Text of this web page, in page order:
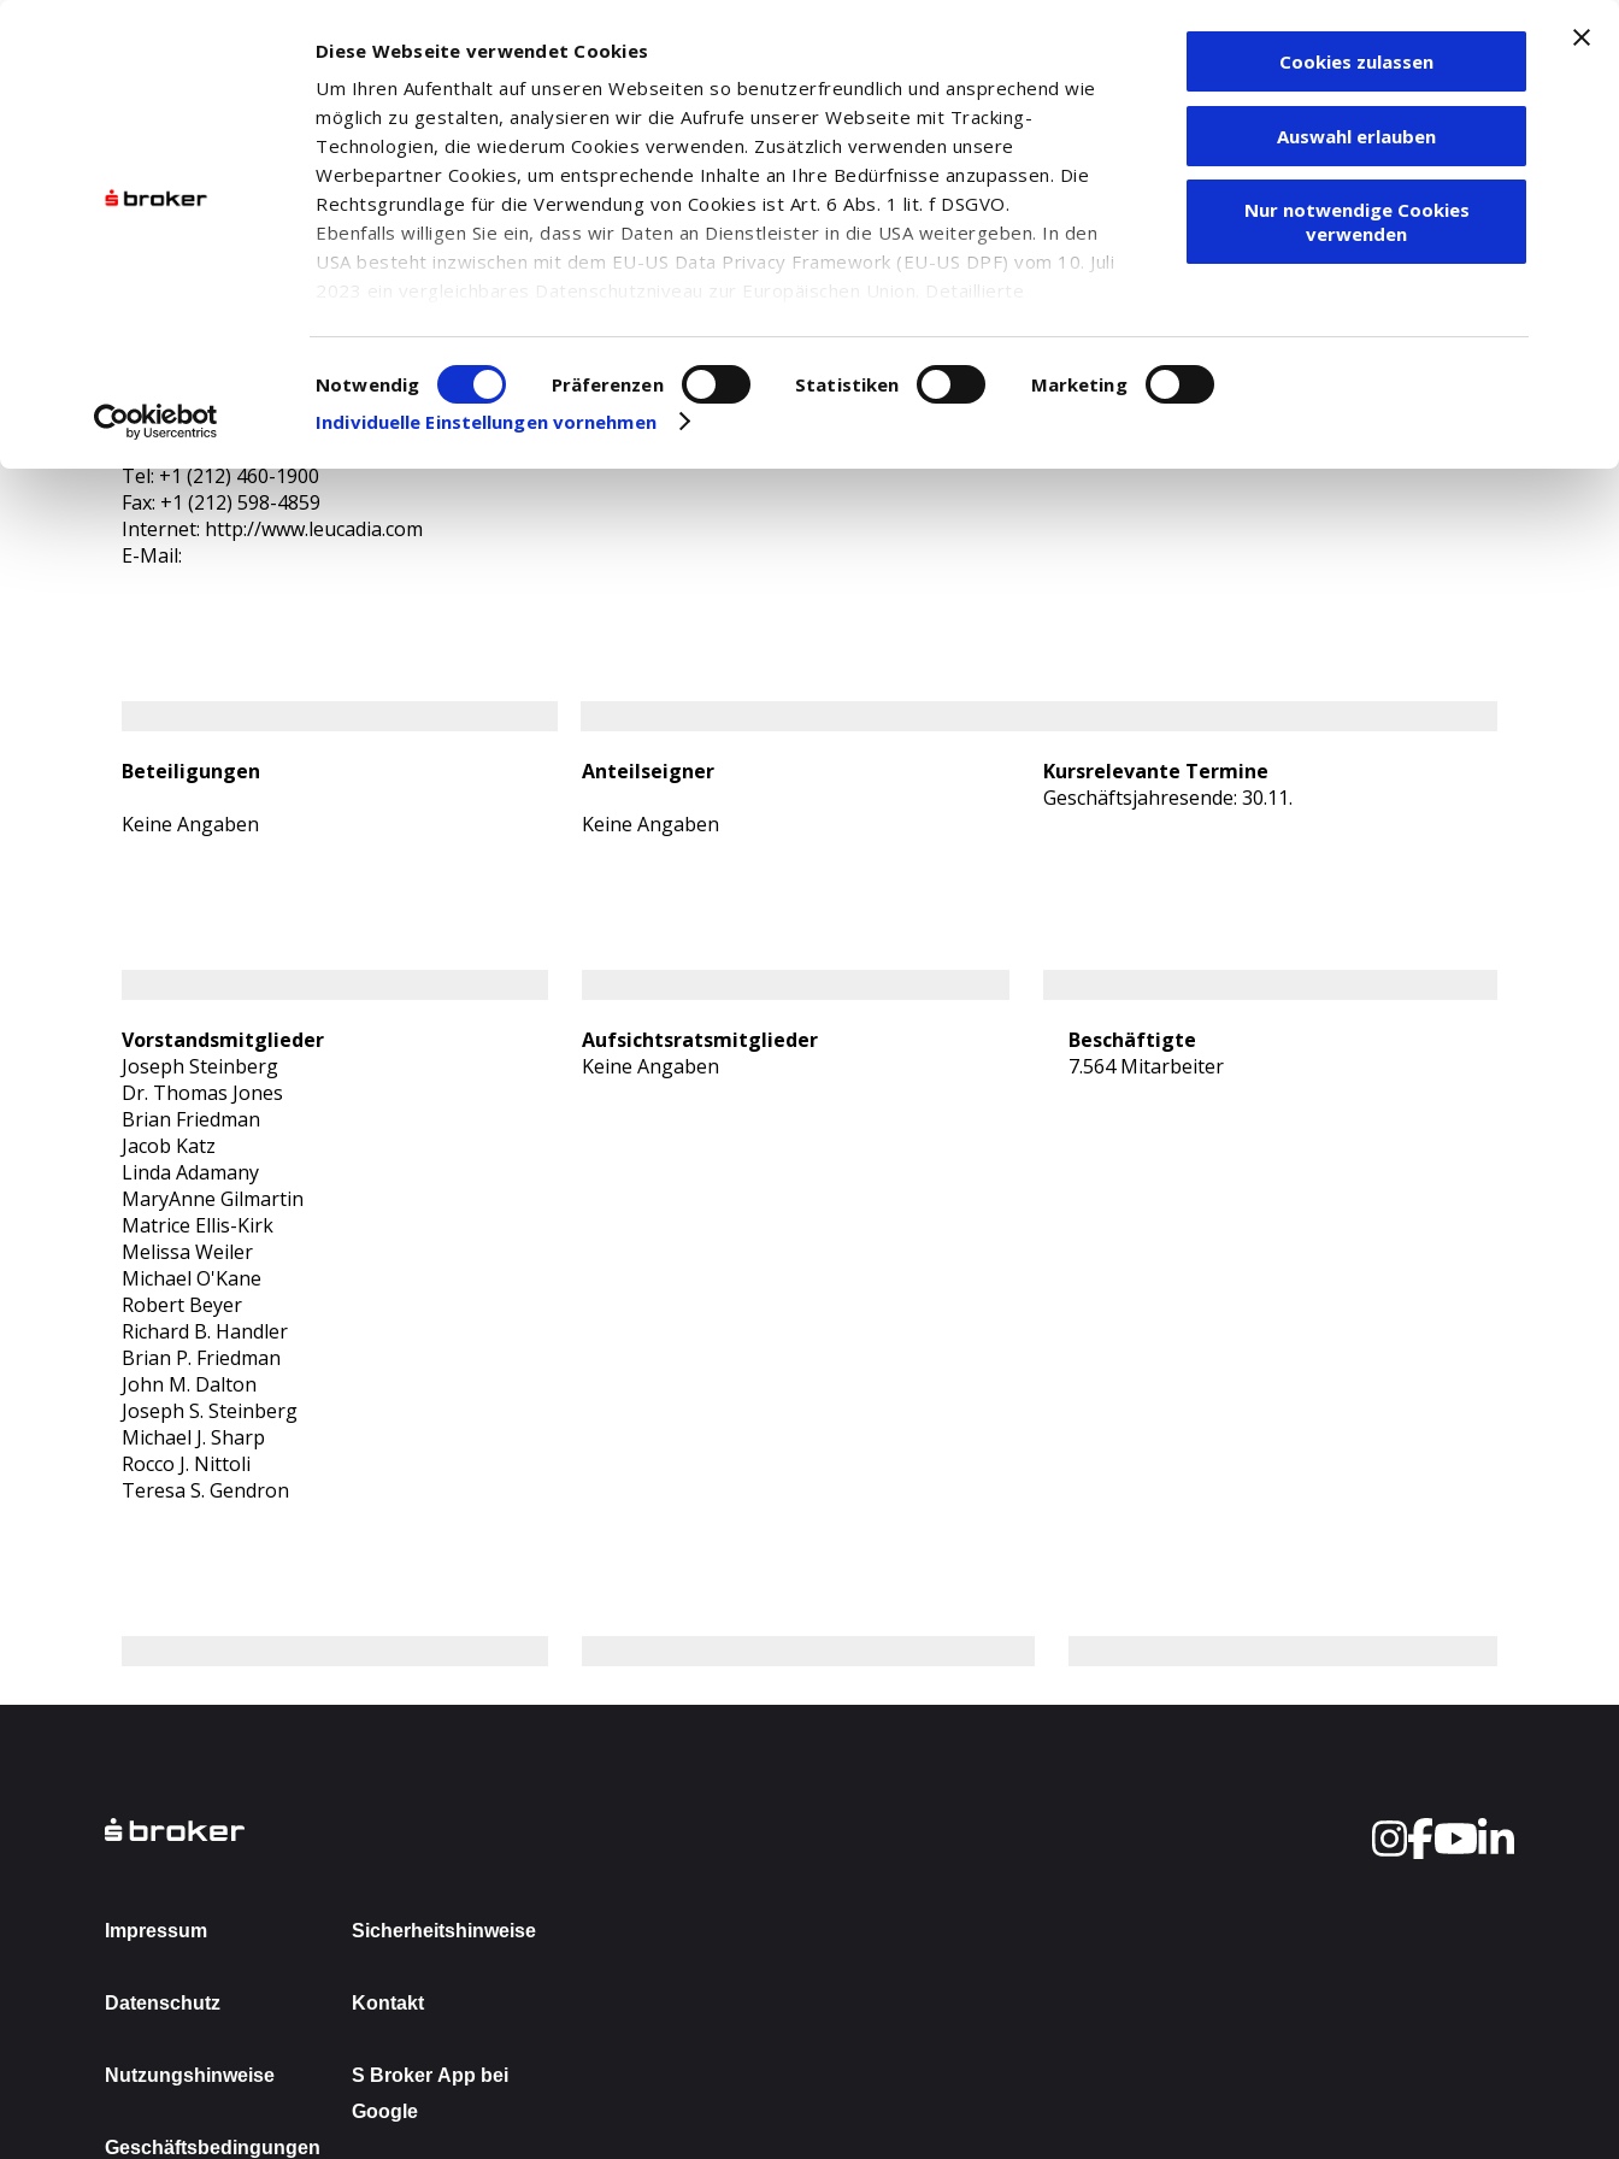
Diese Webseite verwendet Cookies
Um Ihren Aufenthalt auf unseren Webseiten so benutzerfreundlich und ansprechend wie
möglich zu gestalten, analysieren wir die Aufrufe unserer Webseite mit Tracking-
Technologien, die wiederum Cookies verwenden. Zusätzlich verwenden unsere
Werbepartner Cookies, um entsprechende Inhalte an Ihre Bedürfnisse anzupassen. Die
Rechtsgrundlage für die Verwendung von Cookies ist Art. 6 Abs. 1 lit. f DSGVO.
Ebenfalls willigen Sie ein, dass wir Daten an Dienstleister in die USA weitergeben. In den
USA besteht inzwischen mit dem EU-US Data Privacy Framework (EU-US DPF) vom 10. Juli
2023 ein vergleichbares Datenschutzniveau zur Europäischen Union. Detaillierte
in den USA, finden Sie auf unserer Seite zumDatenschutz. Dort können Sie Ihre
Einwilligung auch jederzeit widerrufen oder anpassen.
Einwilligungsauswahl
Notwendig Präferenzen Statistiken
Marketing
Individuelle Einstellungen vornehmen
Cookies zulassen
Auswahl erlauben
Nur notwendige Cookies
verwenden
Zum Depot
JEFFERIES FINANCIAL GROUP INC.
315 Park Avenue South
NY 10010 New York
Tel: +1 (212) 460-1900
Fax: +1 (212) 598-4859
Internet: http://www.leucadia.com
E-Mail:
Kurzportrait
Jefferies Financial Group Inc. ist ein Unternehmen mit Sitz in New York, USA, das primär im Bereich
Wertpapierdienstleistungen tätig ist. Die Sektorklassifizierung des Unternehmens basiert auf dem
Beteiligungen
Keine Angaben
Anteilseigner
Keine Angaben
Kursrelevante Termine
Geschäftsjahresende: 30.11.
Vorstandsmitglieder
Joseph Steinberg
Dr. Thomas Jones
Brian Friedman
Jacob Katz
Linda Adamany
MaryAnne Gilmartin
Matrice Ellis-Kirk
Melissa Weiler
Michael O'Kane
Robert Beyer
Richard B. Handler
Brian P. Friedman
John M. Dalton
Joseph S. Steinberg
Michael J. Sharp
Rocco J. Nittoli
Teresa S. Gendron
Aufsichtsratsmitglieder
Keine Angaben
Beschäftigte
7.564 Mitarbeiter